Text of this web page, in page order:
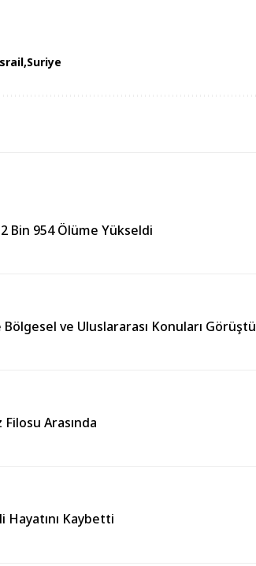
Suriye
Bin 954 Ölüme Yükseldi
ve Uluslararası Konuları Görüştü
Filosu Arasında
Hayatını Kaybetti